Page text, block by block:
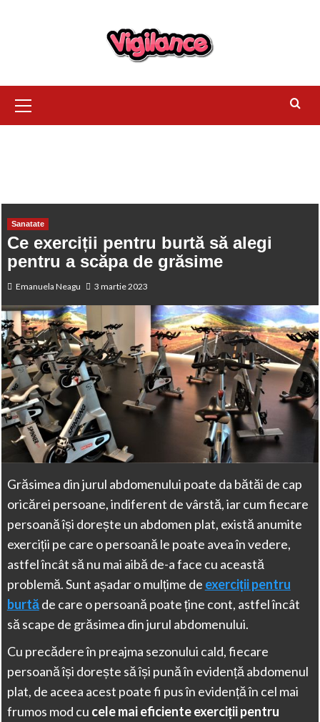
Sanatate
Ce exerciții pentru burtă să alegi
pentru a scăpa de grăsime
Emanuela Neagu 3 martie 2023
Grăsimea din jurul abdomenului poate da bătăi de cap
oricărei persoane, indiferent de vârstă, iar cum fiecare
persoană își dorește un abdomen plat, există anumite
exerciții pe care o persoană le poate avea în vedere,
astfel încât să nu mai aibă de-a face cu această
problemă. Sunt așadar o mulțime de exerciții pentru
burtăde care o persoană poate ține cont, astfel încât
să scape de grăsimea din jurul abdomenului.
Cu precădere în preajma sezonului cald, fiecare
persoană își dorește să își pună în evidență abdomenul
plat, de aceea acest poate fi pus în evidență în cel mai
frumos mod cu cele mai eficiente exerciții pentru